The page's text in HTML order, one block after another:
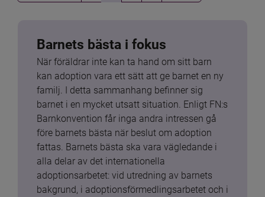
Barnets bästa i fokus
När föräldrar inte kan ta hand om sitt barn
kan adoption vara ett sätt att ge barnet en ny
familj. I detta sammanhang befinner sig
barnet i en mycket utsatt situation. Enligt FN:s
Barnkonvention får inga andra intressen gå
före barnets bästa när beslut om adoption
fattas. Barnets bästa ska vara vägledande i
alla delar av det internationella
adoptionsarbetet: vid utredning av barnets
bakgrund, i adoptionsförmedlingsarbetet och i